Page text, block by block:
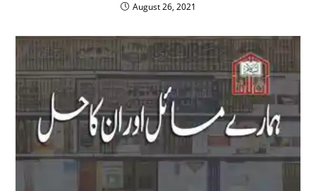
August 26, 2021